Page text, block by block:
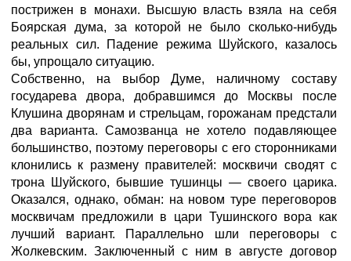
пострижен в монахи. Высшую власть взяла на себя
Боярская дума, за которой не было сколько-нибудь
реальных сил. Падение режима Шуйского, казалось
бы, упрощало ситуацию.
Собственно, на выбор Думе, наличному составу
государева двора, добравшимся до Москвы после
Клушина дворянам и стрельцам, горожанам предстали
два варианта. Самозванца не хотело подавляющее
большинство, поэтому переговоры с его сторонниками
клонились к размену правителей: москвичи сводят с
трона Шуйского, бывшие тушинцы — своего царика.
Оказался, однако, обман: на новом туре переговоров
москвичам предложили в цари Тушинского вора как
лучший вариант. Параллельно шли переговоры с
Жолкевским. Заключенный с ним в августе договор